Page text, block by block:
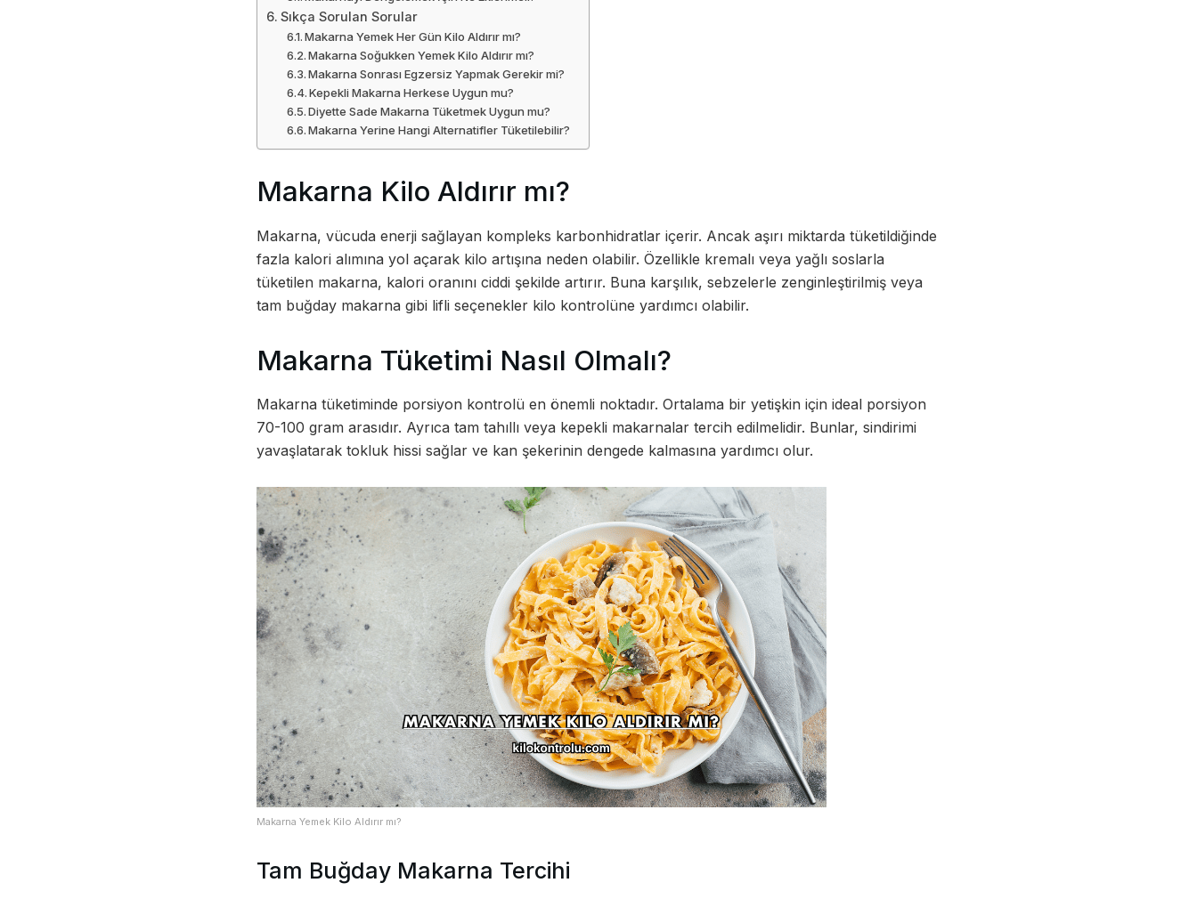
Sıkça Sorulan Sorular
Makarna Yemek Her Gün Kilo Aldırır mı?
Makarna Soğukken Yemek Kilo Aldırır mı?
Makarna Sonrası Egzersiz Yapmak Gerekir mi?
Kepekli Makarna Herkese Uygun mu?
Diyette Sade Makarna Tüketmek Uygun mu?
Makarna Yerine Hangi Alternatifler Tüketilebilir?
Makarna Kilo Aldırır mı?
Makarna, vücuda enerji sağlayan kompleks karbonhidratlar içerir. Ancak aşırı miktarda tüketildiğinde
fazla kalori alımına yol açarak kilo artışına neden olabilir. Özellikle kremalı veya yağlı soslarla
tüketilen makarna, kalori oranını ciddi şekilde artırır. Buna karşılık, sebzelerle zenginleştirilmiş veya
tam buğday makarna gibi lifli seçenekler kilo kontrolüne yardımcı olabilir.
Makarna Tüketimi Nasıl Olmalı?
Makarna tüketiminde porsiyon kontrolü en önemli noktadır. Ortalama bir yetişkin için ideal porsiyon
70-100 gram arasıdır. Ayrıca tam tahıllı veya kepekli makarnalar tercih edilmelidir. Bunlar, sindirimi
yavaşlatarak tokluk hissi sağlar ve kan şekerinin dengede kalmasına yardımcı olur.
Makarna Yemek Kilo Aldırır mı?
Tam Buğday Makarna Tercihi